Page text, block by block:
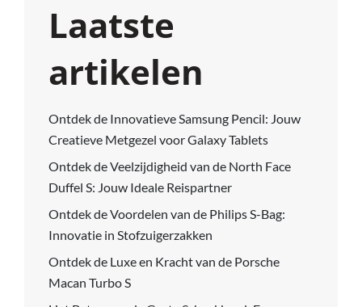
Laatste
artikelen
Ontdek de Innovatieve Samsung Pencil: Jouw
Creatieve Metgezel voor Galaxy Tablets
Ontdek de Veelzijdigheid van de North Face
Duffel S: Jouw Ideale Reispartner
Ontdek de Voordelen van de Philips S-Bag:
Innovatie in Stofzuigerzakken
Ontdek de Luxe en Kracht van de Porsche
Macan Turbo S